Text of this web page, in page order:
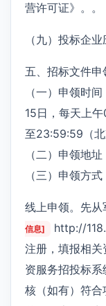
营许可证》。。
（九）投标企
五、招标文件
（一）申领时
15日，每天上
至23:59:59（北
（二）申领地
（三）申领方式
线上申领。先
信息]
http://
注册，填报相
资服务招投标
核（如有）符